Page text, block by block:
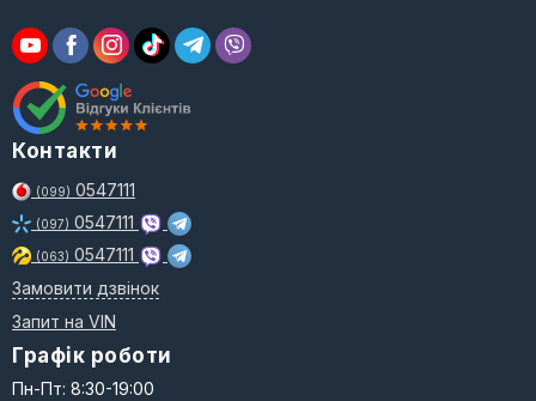
Контакти
(099) 0547111
(097) 0547111
(063) 0547111
Замовити дзвінок
Запит на VIN
Графік роботи
Пн-Пт: 8:30-19:00